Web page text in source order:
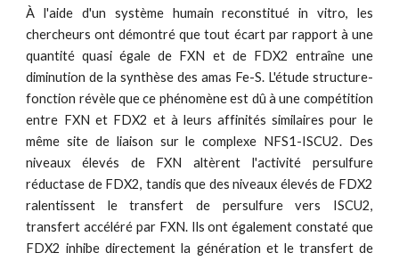
À l'aide d'un système humain reconstitué in vitro, les
chercheurs ont démontré que tout écart par rapport à une
quantité quasi égale de FXN et de FDX2 entraîne une
diminution de la synthèse des amas Fe-S. L'étude structure-
fonction révèle que ce phénomène est dû à une compétition
entre FXN et FDX2 et à leurs affinités similaires pour le
même site de liaison sur le complexe NFS1-ISCU2. Des
niveaux élevés de FXN altèrent l'activité persulfure
réductase de FDX2, tandis que des niveaux élevés de FDX2
ralentissent le transfert de persulfure vers ISCU2,
transfert accéléré par FXN. Ils ont également constaté que
FDX2 inhibe directement la génération et le transfert de